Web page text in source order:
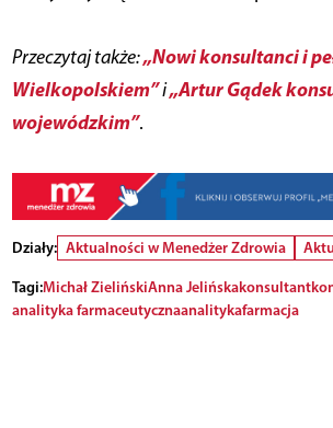
Przeczytaj także:„Nowi konsultanci i
Wielkopolskiem”i„Artur Gądek
wojewódzkim”.
Działy: Aktualności w Menedżer Zdrowia
Tagi:Michał ZielińskiAnna Jelińskakonsultant
analityka farmaceutycznaanalitykafarmacja